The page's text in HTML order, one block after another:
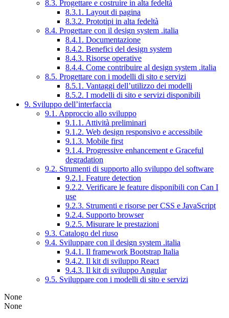
8.3. Progettare e costruire in alta fedeltà
8.3.1. Layout di pagina
8.3.2. Prototipi in alta fedeltà
8.4. Progettare con il design system .italia
8.4.1. Documentazione
8.4.2. Benefici del design system
8.4.3. Risorse operative
8.4.4. Come contribuire al design system .italia
8.5. Progettare con i modelli di sito e servizi
8.5.1. Vantaggi dell’utilizzo dei modelli
8.5.2. I modelli di sito e servizi disponibili
9. Sviluppo dell’interfaccia
9.1. Approccio allo sviluppo
9.1.1. Attività preliminari
9.1.2. Web design responsivo e accessibile
9.1.3. Mobile first
9.1.4. Progressive enhancement e Graceful
degradation
9.2. Strumenti di supporto allo sviluppo del software
9.2.1. Feature detection
9.2.2. Verificare le feature disponibili con Can I
use
9.2.3. Strumenti e risorse per CSS e JavaScript
9.2.4. Supporto browser
9.2.5. Misurare le prestazioni
9.3. Catalogo del riuso
9.4. Sviluppare con il design system .italia
9.4.1. Il framework Bootstrap Italia
9.4.2. Il kit di sviluppo React
9.4.3. Il kit di sviluppo Angular
9.5. Sviluppare con i modelli di sito e servizi
None
None